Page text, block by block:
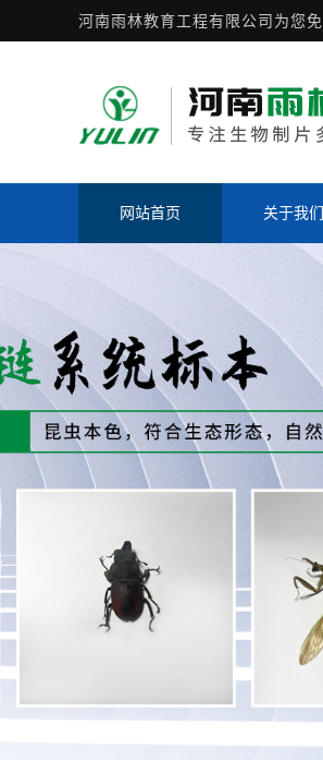
河南雨林教育工程有限公司为您
网站首页 关于我们